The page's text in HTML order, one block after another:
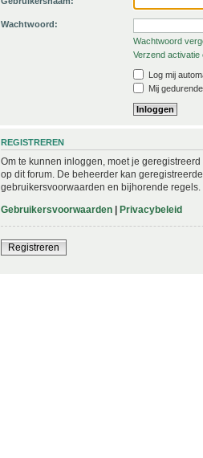
Wachtwoord:
Wachtwoord
Verzend activatie
Log mij
Mij
REGISTREREN
Om te kunnen inloggen, moet je
op dit forum. De beheerder kan
gebruikersvoorwaarden en bijhorende
Gebruikersvoorwaarden | Privacybeleid
Registreren